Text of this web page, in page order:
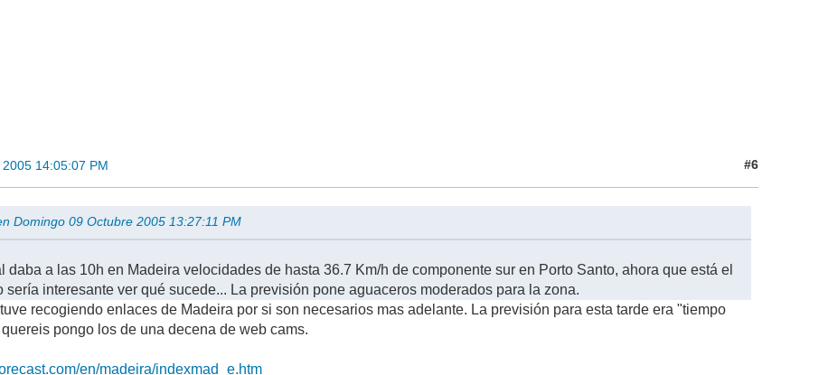
14:05:07 PM #6
Domingo 09 Octubre 2005 13:27:11 PM
daba a las 10h en Madeira velocidades de hasta 36.7 Km/h de componente sur en Porto Santo, ahora que está el
sería interesante ver qué sucede... La previsión pone aguaceros moderados para la zona.
recogiendo enlaces de Madeira por si son necesarios mas adelante. La previsión para esta tarde era "tiempo
pongo los de una decena de web cams.
en/madeira/indexmad_e.htm